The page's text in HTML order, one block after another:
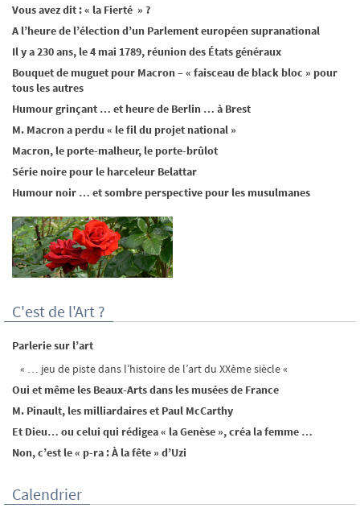
Vous avez dit : « la Fierté » ?
A l’heure de l’élection d’un Parlement européen supranational
Il y a 230 ans, le 4 mai 1789, réunion des États généraux
Bouquet de muguet pour Macron – « faisceau de black bloc » pour
tous les autres
Humour grinçant … et heure de Berlin … à Brest
M. Macron a perdu « le fil du projet national »
Macron, le porte-malheur, le porte-brûlot
Série noire pour le harceleur Belattar
Humour noir … et sombre perspective pour les musulmanes
C'est de l'Art ?
Parlerie sur l’art
« … jeu de piste dans l’histoire de l’art du XXème siècle «
Oui et même les Beaux-Arts dans les musées de France
M. Pinault, les milliardaires et Paul McCarthy
Et Dieu… ou celui qui rédigea « la Genèse », créa la femme …
Non, c’est le « p-ra : À la fête » d’Uzi
Calendrier